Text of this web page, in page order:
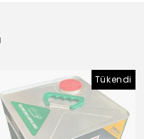
Tükendi